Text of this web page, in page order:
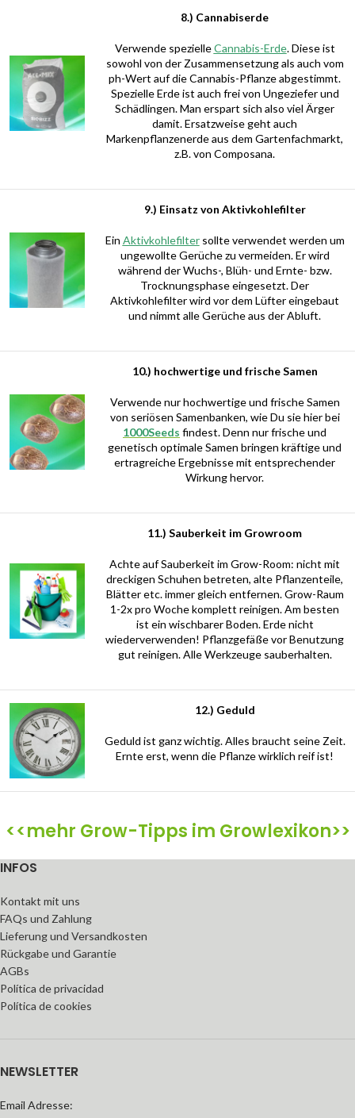
8.) Cannabiserde
Verwende spezielleCannabis-Erde. Diese ist
sowohl von der Zusammensetzung als auch vom
ph-Wert auf die Cannabis-Pflanze abgestimmt.
Spezielle Erde ist auch frei von Ungeziefer und
Schädlingen. Man erspart sich also viel Ärger
damit. Ersatzweise geht auch
Markenpflanzenerde aus dem Gartenfachmarkt,
z.B. von Composana.
9.) Einsatz von Aktivkohlefilter
Ein Aktivkohlefiltersollte verwendet werden um
ungewollte Gerüche zu vermeiden. Er wird
während der Wuchs-, Blüh- und Ernte- bzw.
Trocknungsphase eingesetzt. Der
Aktivkohlefilter wird vor dem Lüfter eingebaut
und nimmt alle Gerüche aus der Abluft.
10.) hochwertige und frische Samen
Verwende nur hochwertige und frische Samen
von seriösen Samenbanken, wie Du sie hier bei
1000Seeds findest. Denn nur frische und
genetisch optimale Samen bringen kräftige und
ertragreiche Ergebnisse mit entsprechender
Wirkung hervor.
11.) Sauberkeit im Growroom
Achte auf Sauberkeit im Grow-Room: nicht mit
dreckigen Schuhen betreten, alte Pflanzenteile,
Blätter etc. immer gleich entfernen. Grow-Raum
1-2x pro Woche komplett reinigen. Am besten
ist ein wischbarer Boden. Erde nicht
wiederverwenden! Pflanzgefäße vor Benutzung
gut reinigen. Alle Werkzeuge sauberhalten.
12.) Geduld
Geduld ist ganz wichtig. Alles braucht seine Zeit.
Ernte erst, wenn die Pflanze wirklich reif ist!
<<mehr Grow-Tipps im Growlexikon>>
INFOS
Kontakt mit uns
FAQs und Zahlung
Lieferung und Versandkosten
Rückgabe und Garantie
AGBs
Política de privacidad
Política de cookies
NEWSLETTER
Email Adresse: